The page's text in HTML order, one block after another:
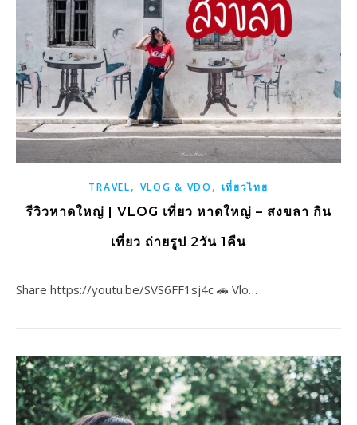
TRAVEL, VLOG & VDO , เที่ยวไทย
รีวิวหาดใหญ่ | VLOG เที่ยว หาดใหญ่ – สงขลา กิน
เที่ยว ถ่ายรูป 2วัน 1คืน
Share https://youtu.be/SVS6FF1sj4c 🚗 Vlo…